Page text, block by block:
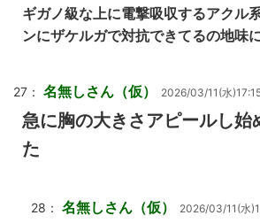
ギガノ級な上に電撃吸収するアクル
ンにザケルガで対抗できてるの地味
27： 名無しさん（仮） 2026/03/11(水
急に胸の大きさアピールし始
た
28： 名無しさん（仮） 2026/03/11(水